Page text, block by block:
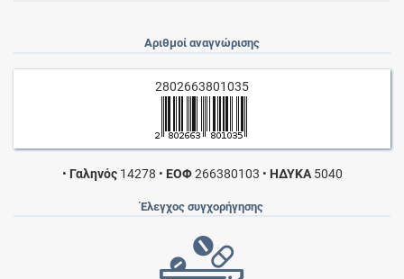
Αριθμοί αναγνώρισης
2802663801035
• Γαληνός14278 • ΕΟΦ266380103 • ΗΔΥΚΑ5040
Έλεγχος συγχορήγησης